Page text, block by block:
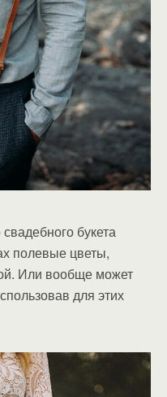
букета
полевые цветы,
Или вообще может
для этих